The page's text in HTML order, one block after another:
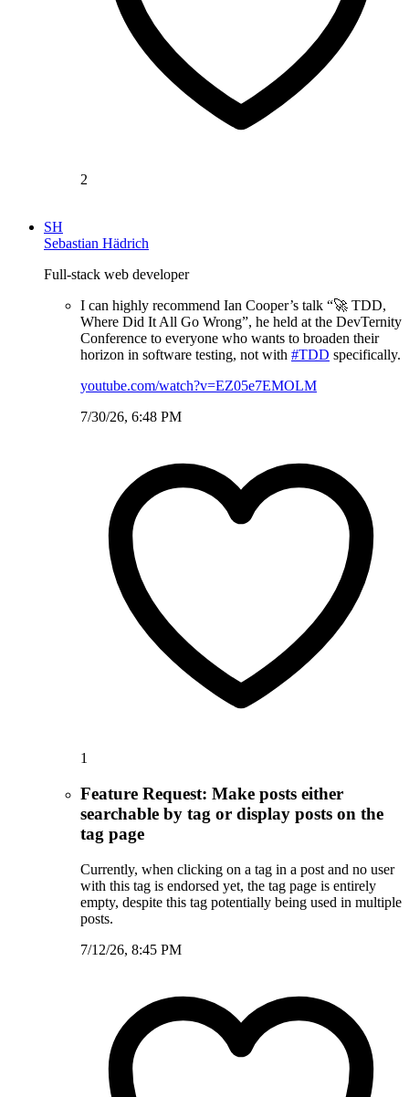
2
SH
Sebastian Hädrich
Full-stack web developer
I can highly recommend Ian Cooper’s talk “🚀 TDD,
Where Did It All Go Wrong”, he held at the DevTernity
Conference to everyone who wants to broaden their
horizon in software testing, not with #TDD specifically.
youtube.com/watch?v=EZ05e7EMOLM
7/30/26, 6:48 PM
1
Feature Request: Make posts either
searchable by tag or display posts on the
tag page
Currently, when clicking on a tag in a post and no user
with this tag is endorsed yet, the tag page is entirely
empty, despite this tag potentially being used in multiple
posts.
7/12/26, 8:45 PM